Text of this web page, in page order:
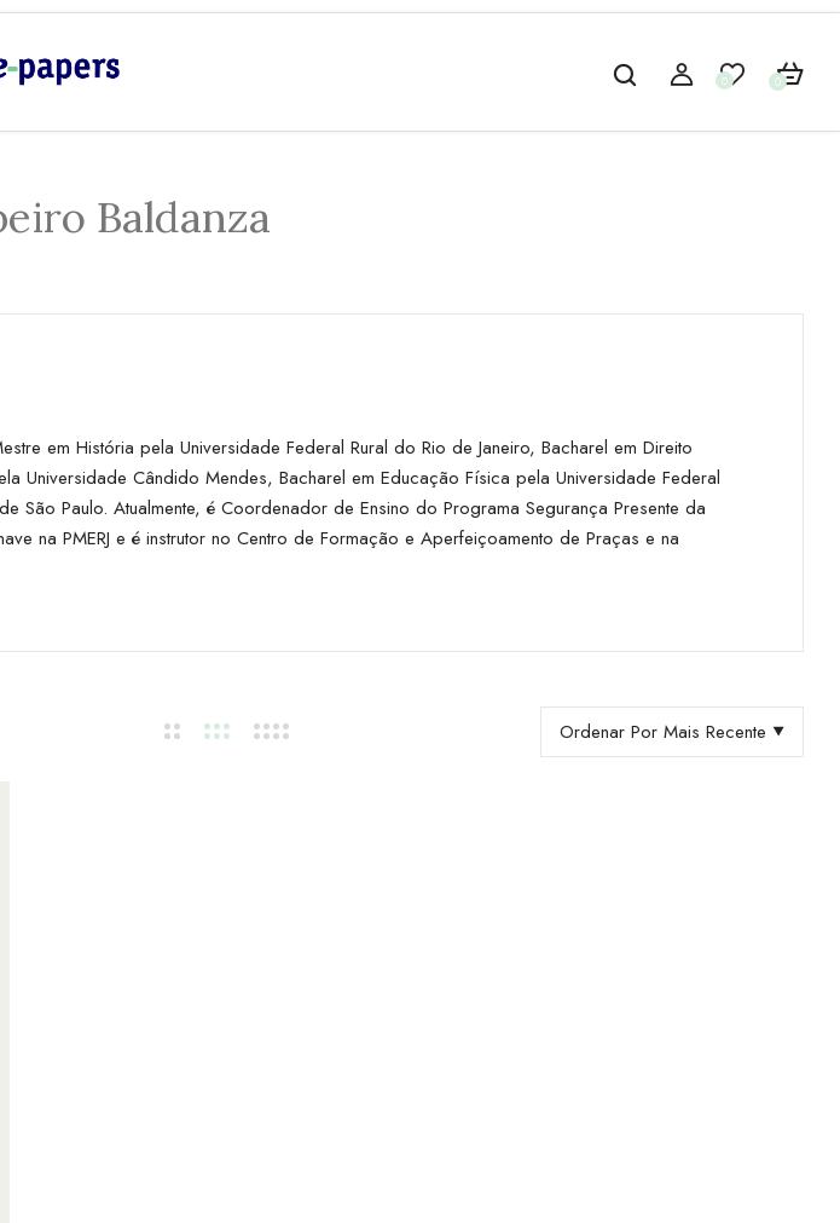
0 0
Baldanza
em História pela Universidade Federal Rural do Rio de Janeiro, Bacharel em Direito
Universidade Cândido Mendes, Bacharel em Educação Física pela Universidade Federal
Paulo. Atualmente, é Coordenador de Ensino do Programa Segurança Presente da
na PMERJ e é instrutor no Centro de Formação e Aperfeiçoamento de Praças e na
Ordenar Por Mais Recente